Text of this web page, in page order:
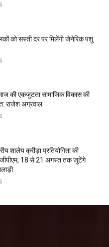
को सस्ती दर पर मिलेंगी जेनेरिक पशु
की एकजुटता सामाजिक विकास की
राजेश अग्रवाल
शालेय क्रीड़ा प्रतियोगिता की
जीपीएम, 18 से 21 अगस्त तक जुटेंगे